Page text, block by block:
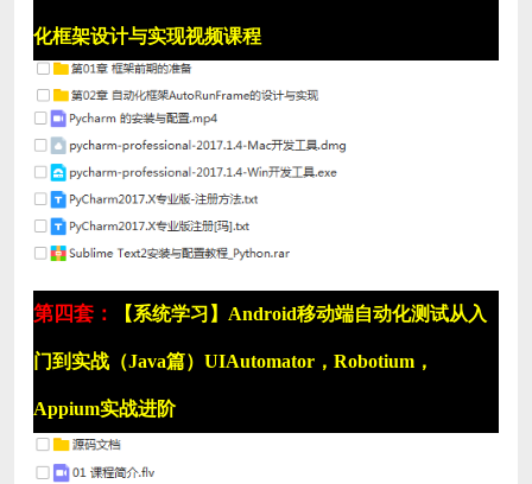
化框架设计与实现视频课程
第四套： 【系统学习】Android移动端自动化测试从入
门到实战（Java篇）UIAutomator，Robotium，
Appium实战进阶